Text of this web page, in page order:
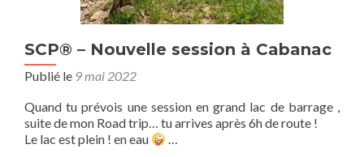
SCP® – Nouvelle session à Cabanac
Publié le 9 mai 2022
Quand tu prévois une session en grand lac de barrage ,
suite de mon Road trip… tu arrives après 6h de route !
Le lac est plein ! en eau
…